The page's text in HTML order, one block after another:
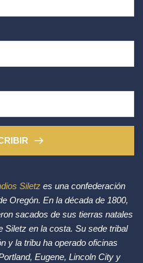
Siletz es una confederación
Oregón. En la década de 1800,
sacados de sus tierras natales
Siletz en la costa. Su sede tribal
y la tribu ha operado oficinas
Eugene, Lincoln City y